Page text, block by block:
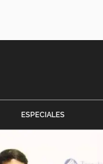
ESPECIALES